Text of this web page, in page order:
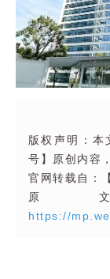
版权声明：本
号】原创内容
官网转载自：
原
https://